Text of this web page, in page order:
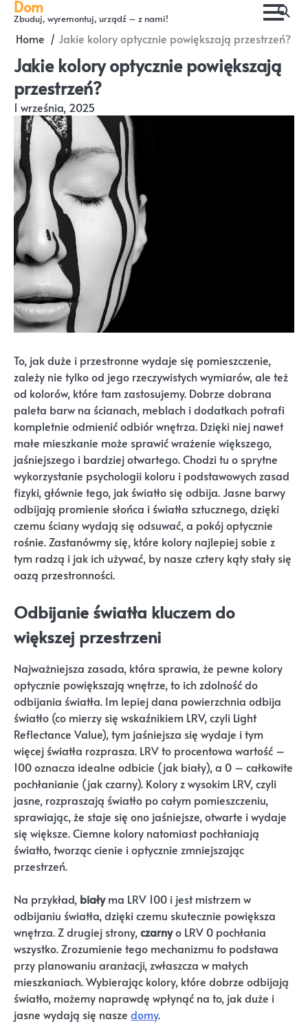
Skip
content
Dom
Zbuduj, wyremontuj, urządź – z nami!
Home Jakie kolory optycznie powiększają przestrzeń?
Jakie kolory optycznie powiększają
przestrzeń?
1 września, 2025
To, jak duże i przestronne wydaje się pomieszczenie,
zależy nie tylko od jego rzeczywistych wymiarów, ale też
od kolorów, które tam zastosujemy. Dobrze dobrana
paleta barw na ścianach, meblach i dodatkach potrafi
kompletnie odmienić odbiór wnętrza. Dzięki niej nawet
małe mieszkanie może sprawić wrażenie większego,
jaśniejszego i bardziej otwartego. Chodzi tu o sprytne
wykorzystanie psychologii koloru i podstawowych zasad
fizyki, głównie tego, jak światło się odbija. Jasne barwy
odbijają promienie słońca i światła sztucznego, dzięki
czemu ściany wydają się odsuwać, a pokój optycznie
rośnie. Zastanówmy się, które kolory najlepiej sobie z
tym radzą i jak ich używać, by nasze cztery kąty stały się
oazą przestronności.
Odbijanie światła kluczem do
większej przestrzeni
Najważniejsza zasada, która sprawia, że pewne kolory
optycznie powiększają wnętrze, to ich zdolność do
odbijania światła. Im lepiej dana powierzchnia odbija
światło (co mierzy się wskaźnikiem LRV, czyli Light
Reflectance Value), tym jaśniejsza się wydaje i tym
więcej światła rozprasza. LRV to procentowa wartość –
100 oznacza idealne odbicie (jak biały), a 0 – całkowite
pochłanianie (jak czarny). Kolory z wysokim LRV, czyli
jasne, rozpraszają światło po całym pomieszczeniu,
sprawiając, że staje się ono jaśniejsze, otwarte i wydaje
się większe. Ciemne kolory natomiast pochłaniają
światło, tworząc cienie i optycznie zmniejszając
przestrzeń.
Na przykład, białyma LRV 100 i jest mistrzem w
odbijaniu światła, dzięki czemu skutecznie powiększa
wnętrza. Z drugiej strony,czarnyo LRV 0 pochłania
wszystko. Zrozumienie tego mechanizmu to podstawa
przy planowaniu aranżacji, zwłaszcza w małych
mieszkaniach. Wybierając kolory, które dobrze odbijają
światło, możemy naprawdę wpłynąć na to, jak duże i
jasne wydają się nasze domy.